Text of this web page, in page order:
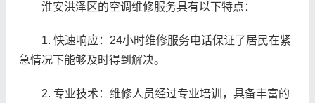
淮安洪泽区的空调维修服务具有以下特点：
1. 快速响应：24小时维修服务电话保证了居民在紧
急情况下能够及时得到解决。
2. 专业技术：维修人员经过专业培训，具备丰富的